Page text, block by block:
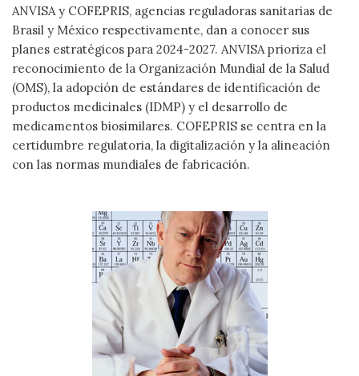
ANVISA y COFEPRIS, agencias reguladoras sanitarias de
Brasil y México respectivamente, dan a conocer sus
planes estratégicos para 2024-2027. ANVISA prioriza el
reconocimiento de la Organización Mundial de la Salud
(OMS), la adopción de estándares de identificación de
productos medicinales (IDMP) y el desarrollo de
medicamentos biosimilares. COFEPRIS se centra en la
certidumbre regulatoria, la digitalización y la alineación
con las normas mundiales de fabricación.